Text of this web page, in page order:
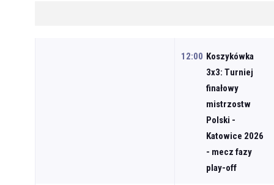
12:00 Koszykówka
3x3: Turniej
finałowy
mistrzostw
Polski -
Katowice 2026
- mecz fazy
play-off